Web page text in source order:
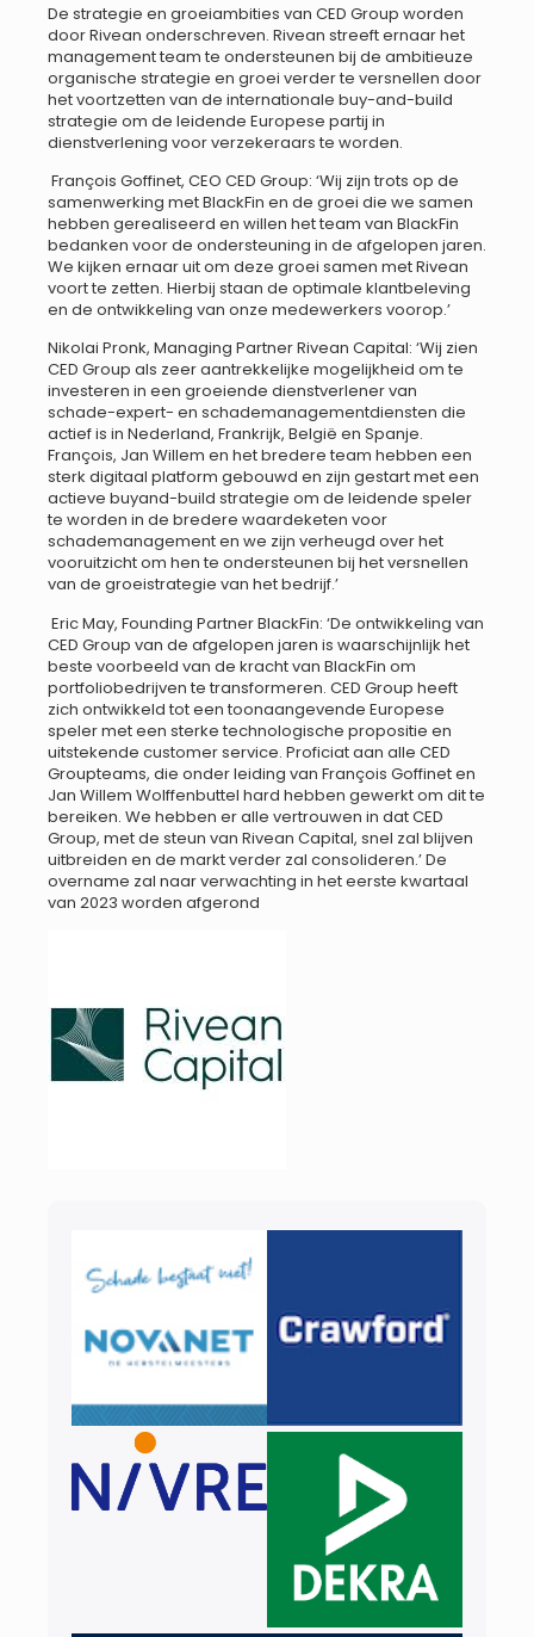
De strategie en groeiambities van CED Group worden
door Rivean onderschreven. Rivean streeft ernaar het
management team te ondersteunen bij de ambitieuze
organische strategie en groei verder te versnellen door
het voortzetten van de internationale buy-and-build
strategie om de leidende Europese partij in
dienstverlening voor verzekeraars te worden.
François Goffinet, CEO CED Group: ‘Wij zijn trots op de
samenwerking met BlackFin en de groei die we samen
hebben gerealiseerd en willen het team van BlackFin
bedanken voor de ondersteuning in de afgelopen jaren.
We kijken ernaar uit om deze groei samen met Rivean
voort te zetten. Hierbij staan de optimale klantbeleving
en de ontwikkeling van onze medewerkers voorop.’
Nikolai Pronk, Managing Partner Rivean Capital: ‘Wij zien
CED Group als zeer aantrekkelijke mogelijkheid om te
investeren in een groeiende dienstverlener van
schade-expert- en schademanagementdiensten die
actief is in Nederland, Frankrijk, België en Spanje.
François, Jan Willem en het bredere team hebben een
sterk digitaal platform gebouwd en zijn gestart met een
actieve buyand-build strategie om de leidende speler
te worden in de bredere waardeketen voor
schademanagement en we zijn verheugd over het
vooruitzicht om hen te ondersteunen bij het versnellen
van de groeistrategie van het bedrijf.’
Eric May, Founding Partner BlackFin: ‘De ontwikkeling van
CED Group van de afgelopen jaren is waarschijnlijk het
beste voorbeeld van de kracht van BlackFin om
portfoliobedrijven te transformeren. CED Group heeft
zich ontwikkeld tot een toonaangevende Europese
speler met een sterke technologische propositie en
uitstekende customer service. Proficiat aan alle CED
Groupteams, die onder leiding van François Goffinet en
Jan Willem Wolffenbuttel hard hebben gewerkt om dit te
bereiken. We hebben er alle vertrouwen in dat CED
Group, met de steun van Rivean Capital, snel zal blijven
uitbreiden en de markt verder zal consolideren.’ De
overname zal naar verwachting in het eerste kwartaal
van 2023 worden afgerond